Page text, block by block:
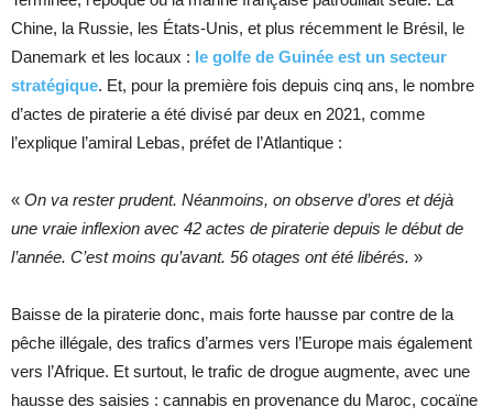
Chine, la Russie, les États-Unis, et plus récemment le Brésil, le
Danemark et les locaux : le golfe de Guinée est un secteur
stratégique. Et, pour la première fois depuis cinq ans, le nombre
d’actes de piraterie a été divisé par deux en 2021, comme
l’explique l’amiral Lebas, préfet de l’Atlantique :
« On va rester prudent. Néanmoins, on observe d’ores et déjà
une vraie inflexion avec 42 actes de piraterie depuis le début de
l’année. C’est moins qu’avant. 56 otages ont été libérés. »
Baisse de la piraterie donc, mais forte hausse par contre de la
pêche illégale, des trafics d’armes vers l’Europe mais également
vers l’Afrique. Et surtout, le trafic de drogue augmente, avec une
hausse des saisies : cannabis en provenance du Maroc, cocaïne